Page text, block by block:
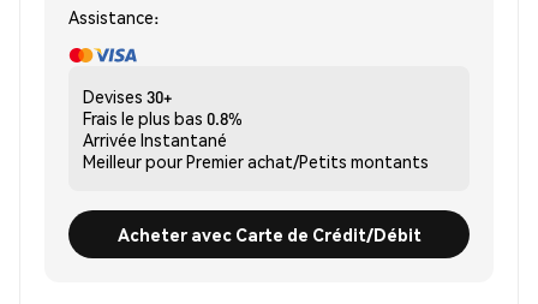
Assistance:
Devises 30+
Frais le plus bas 0.8%
Arrivée Instantané
Meilleur pourPremier achat/Petits montants
Acheter avec Carte de Crédit/Débit